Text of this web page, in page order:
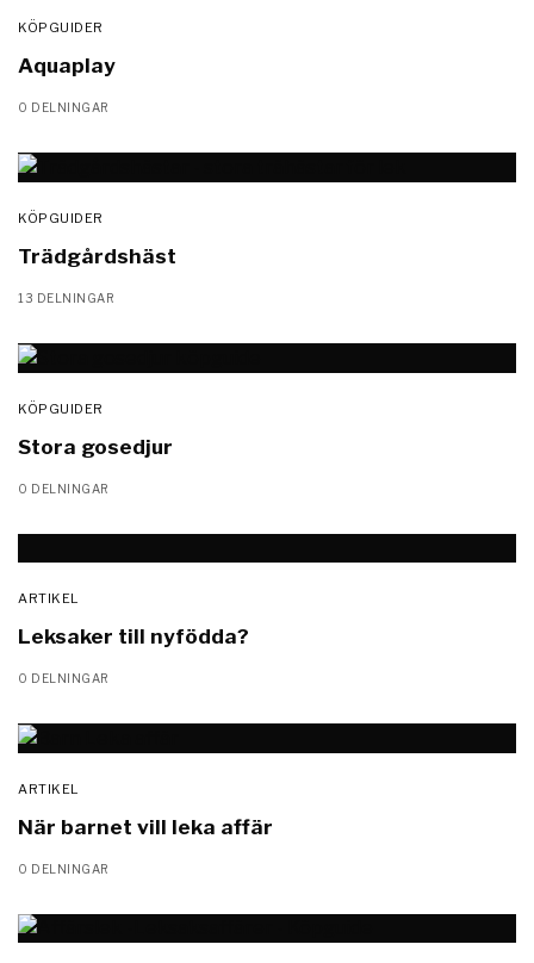
KÖPGUIDER
Aquaplay
0 DELNINGAR
KÖPGUIDER
Trädgårdshäst
13 DELNINGAR
KÖPGUIDER
Stora gosedjur
0 DELNINGAR
ARTIKEL
Leksaker till nyfödda?
0 DELNINGAR
ARTIKEL
När barnet vill leka affär
0 DELNINGAR